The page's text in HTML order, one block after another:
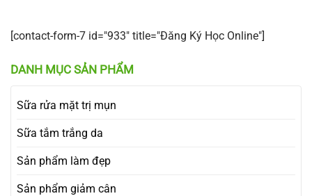
[contact-form-7 id="933" title="Đăng Ký Học Online"]
DANH MỤC SẢN PHẨM
Sữa rửa mặt trị mụn
Sữa tắm trắng da
Sản phẩm làm đẹp
Sản phẩm giảm cân